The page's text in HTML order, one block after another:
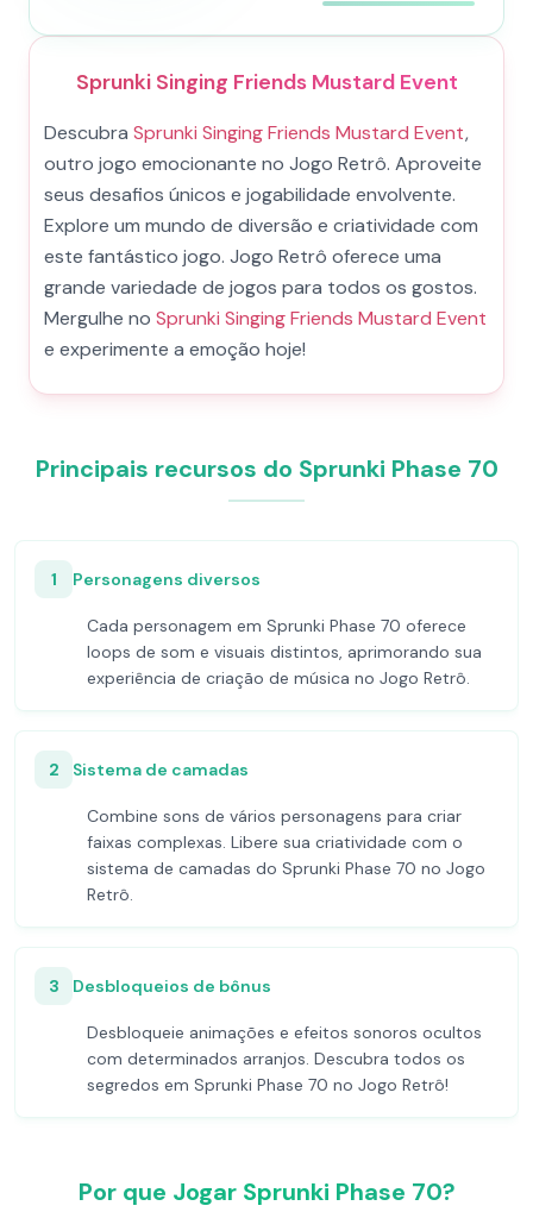
Sprunki Singing Friends Mustard Event
Descubra Sprunki Singing Friends Mustard Event,
outro jogo emocionante no Jogo Retrô. Aproveite
seus desafios únicos e jogabilidade envolvente.
Explore um mundo de diversão e criatividade com
este fantástico jogo. Jogo Retrô oferece uma
grande variedade de jogos para todos os gostos.
Mergulhe no Sprunki Singing Friends Mustard Event
e experimente a emoção hoje!
Principais recursos do Sprunki Phase 70
1 Personagens diversos
Cada personagem em Sprunki Phase 70 oferece
loops de som e visuais distintos, aprimorando sua
experiência de criação de música no Jogo Retrô.
2 Sistema de camadas
Combine sons de vários personagens para criar
faixas complexas. Libere sua criatividade com o
sistema de camadas do Sprunki Phase 70 no Jogo
Retrô.
3 Desbloqueios de bônus
Desbloqueie animações e efeitos sonoros ocultos
com determinados arranjos. Descubra todos os
segredos em Sprunki Phase 70 no Jogo Retrô!
Por que Jogar Sprunki Phase 70?